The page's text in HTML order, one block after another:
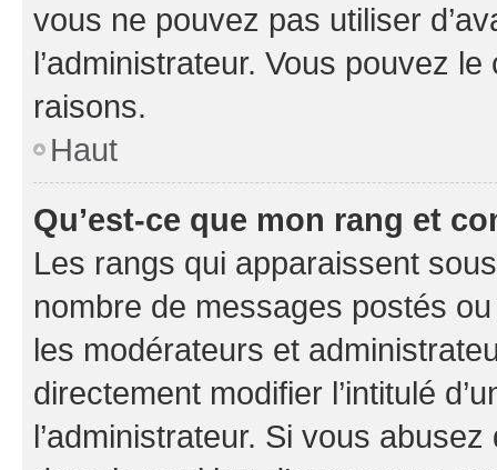
vous ne pouvez pas utiliser
l’administrateur. Vous pouvez
raisons.
Haut
Qu’est-ce que mon rang et
Les rangs qui apparaissent
nombre de messages postés
les modérateurs et
directement modifier l’intitulé
l’administrateur. Si vous